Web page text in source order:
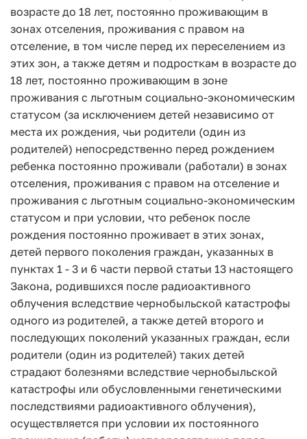
возрасте до 18 лет, постоянно проживающим в
зонах отселения, проживания с правом на
отселение, в том числе перед их переселением из
этих зон, а также детям и подросткам в возрасте до
18 лет, постоянно проживающим в зоне
проживания с льготным социально-экономическим
статусом (за исключением детей независимо от
места их рождения, чьи родители (один из
родителей) непосредственно перед рождением
ребенка постоянно проживали (работали) в зонах
отселения, проживания с правом на отселение и
проживания с льготным социально-экономическим
статусом и при условии, что ребенок после
рождения постоянно проживает в этих зонах,
детей первого поколения граждан, указанных в
пунктах 1 - 3 и 6 части первой статьи 13 настоящего
Закона, родившихся после радиоактивного
облучения вследствие чернобыльской катастрофы
одного из родителей, а также детей второго и
последующих поколений указанных граждан, если
родители (один из родителей) таких детей
страдают болезнями вследствие чернобыльской
катастрофы или обусловленными генетическими
последствиями радиоактивного облучения),
осуществляется при условии их постоянного